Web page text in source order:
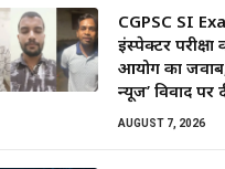
CGPSC SI
इंस्पेक्टर
आयोग का
न्यूज’ विवाद पर
AUGUST 7, 2026